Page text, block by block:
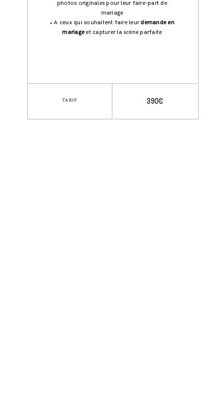
photos originales pour leur faire-part de
mariage
• A ceux qui souhaitent faire leur demande en
mariageet capturer la scène parfaite
390€
TARIF